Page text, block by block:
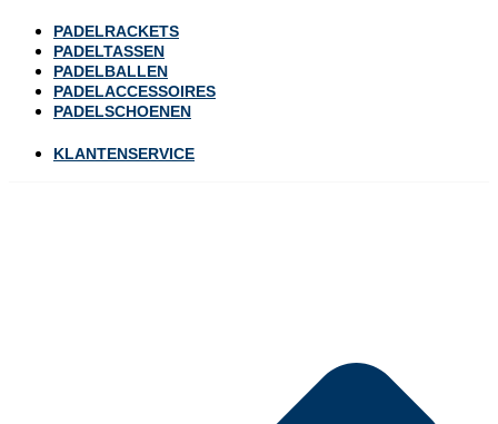
PADELRACKETS
PADELTASSEN
PADELBALLEN
PADELACCESSOIRES
PADELSCHOENEN
KLANTENSERVICE